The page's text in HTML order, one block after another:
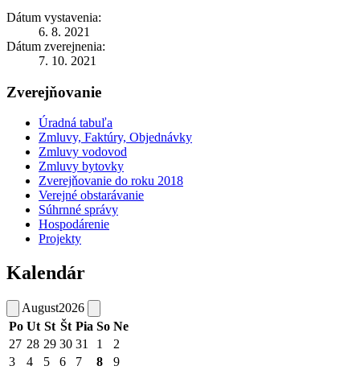
Dátum vystavenia:
6. 8. 2021
Dátum zverejnenia:
7. 10. 2021
Zverejňovanie
Úradná tabuľa
Zmluvy, Faktúry, Objednávky
Zmluvy vodovod
Zmluvy bytovky
Zverejňovanie do roku 2018
Verejné obstarávanie
Súhrnné správy
Hospodárenie
Projekty
Kalendár
August2026
Po Ut St Št Pia So Ne
27 28 29 30 31 1
2
3
4 5 6 7 8
9